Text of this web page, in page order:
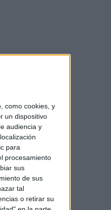
como cookies, y
un dispositivo
audiencia y
para
procesamiento
sus
de sus
tal
o retirar su